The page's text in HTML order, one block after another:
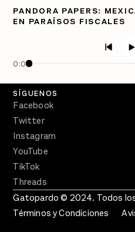
PANDORA PAPERS:
EN PARAÍSOS FISCALES
0:00
PÓDCASTS
Crecer en Distopía
SÍGUENOS
Facebook
Twitter
Instagram
YouTube
TikTok
Threads
Gatopardo © 2024. Todos
Términos y Condiciones